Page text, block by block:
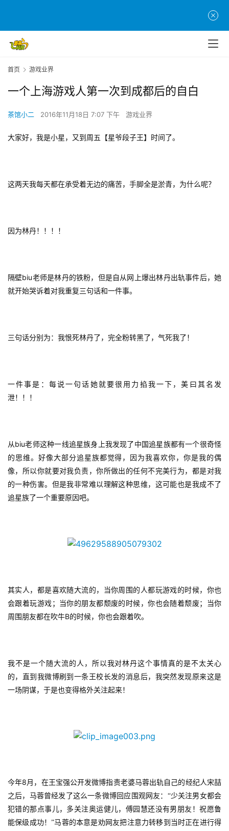
首页 游戏业界
一个上海游戏人第一次到成都后的自白
茶馆小二 2016年11月18日 7:07 下午 游戏业界
大家好，我是小星，又到周五【星爷段子王】时间了。
这两天我每天都在承受着无边的痛苦，手脚全是淤青，为什么呢？
因为林丹！！！！
隔壁biu老师是林丹的铁粉，但是自从网上爆出林丹出轨事件后，她
就开始哭诉着对我重复三句话和一件事。
三句话分别为：我恨死林丹了，完全粉转黑了，气死我了！
一件事是：每说一句话她就要很用力掐我一下，美曰其名发
泄！！！
从biu老师这种一线追星族身上我发现了中国追星族都有一个很奇怪
的思维。好像大部分追星族都觉得，因为我喜欢你，你是我的偶
像，所以你就要对我负责，你所做出的任何不完美行为，都是对我
的一种伤害。但是我非常难以理解这种思维，这可能也是我成不了
追星族了一个重要原因吧。
其实人，都是喜欢随大流的，当你周围的人都玩游戏的时候，你也
会跟着玩游戏；当你的朋友都颓废的时候，你也会随着颓废；当你
周围朋友都在吹牛B的时候，你也会跟着吹。
我不是一个随大流的人，所以我对林丹这个事情真的是不太关心
的，直到我微博刷到一条王校长发的消息后，我突然发现原来这是
一场阴谋，于是也变得格外关注起来！
今年8月，在王宝强公开发微博指责老婆马蓉出轨自己的经纪人宋喆
之后，马蓉曾经发了这么一条微博回应围观网友：“少关注男女都会
犯错的那点事儿，多关注奥运健儿，傅园慧还没有男朋友！祝愿鲁
能保级成功！”马蓉的本意是劝网友把注意力转移到当时正在进行得